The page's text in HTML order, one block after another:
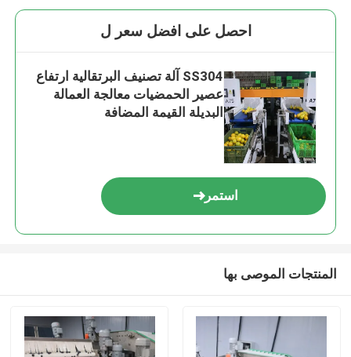
احصل على افضل سعر ل
SS304 آلة تصنيف البرتقالية ارتفاع
عصير الحمضيات معالجة العمالة
البديلة القيمة المضافة
استمر
المنتجات الموصى بها